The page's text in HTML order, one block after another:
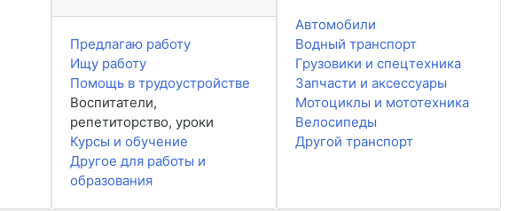
Предлагаю работу
Ищу работу
Помощь в трудоустройстве
Воспитатели,
репетиторство, уроки
Курсы и обучение
Другое для работы и
образования
Автомобили
Водный транспорт
Грузовики и спецтехника
Запчасти и аксессуары
Мотоциклы и мототехника
Велосипеды
Другой транспорт